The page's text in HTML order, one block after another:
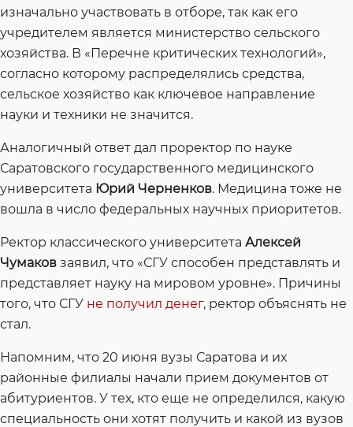
изначально участвовать в отборе, так как его
учредителем является министерство сельского
хозяйства. В «Перечне критических технологий»,
согласно которому распределялись средства,
сельское хозяйство как ключевое направление
науки и техники не значится.
Аналогичный ответ дал проректор по науке
Саратовского государственного медицинского
университета Юрий Черненков. Медицина тоже не
вошла в число федеральных научных приоритетов.
Ректор классического университета Алексей
Чумаков заявил, что «СГУ способен представлять и
представляет науку на мировом уровне». Причины
того, что СГУ не получил денег, ректор объяснять не
стал.
Напомним, что 20 июня вузы Саратова и их
районные филиалы начали прием документов от
абитуриентов. У тех, кто еще не определился, какую
специальность они хотят получить и какой из вузов